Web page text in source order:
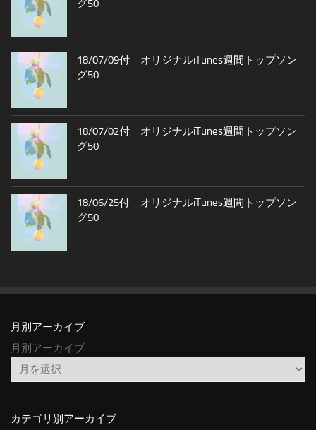
グ50
18/07/09付 オリジナルiTunes週間トップソン
グ50
18/07/02付 オリジナルiTunes週間トップソン
グ50
18/06/25付 オリジナルiTunes週間トップソン
グ50
月別アーカイブ
月別アーカイブ
カテゴリ別アーカイブ